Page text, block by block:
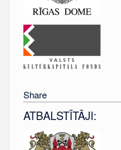
Share
ATBALSTĪTĀJI: